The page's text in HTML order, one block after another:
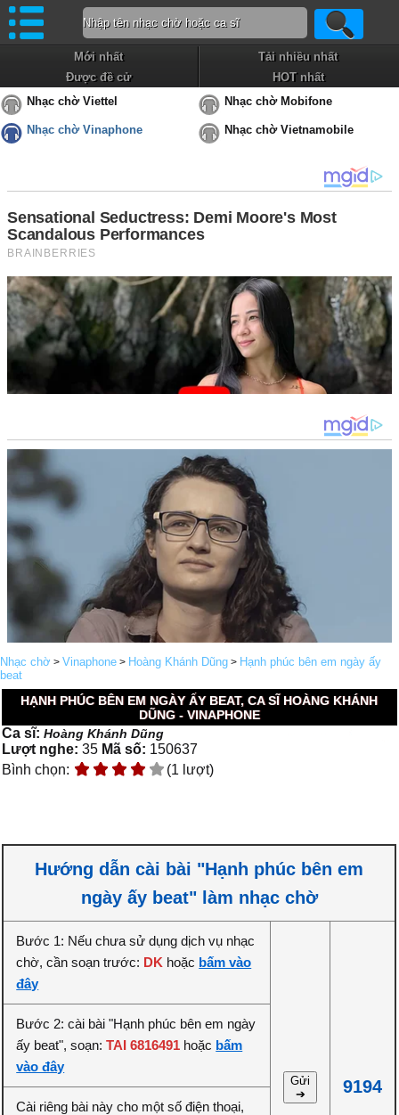
Mới nhất
Tải nhiều nhất
Được đề cử
HOT nhất
Nhạc chờ Viettel
Nhạc chờ Mobifone
Nhạc chờ Vinaphone Nhạc chờ Vietnamobile
Nhạc chờ > Vinaphone > Hoàng Khánh Dũng > Hạnh phúc bên em ngày ấy
beat
HẠNH PHÚC BÊN EM NGÀY ẤY BEAT, CA SĨ HOÀNG KHÁNH
DŨNG - VINAPHONE
Ca sĩ:Hoàng Khánh Dũng
Lượt nghe: 35 Mã số: 150637
Bình chọn:
(1 lượt)
Hướng dẫn cài bài "Hạnh phúc bên em
ngày ấy beat" làm nhạc chờ
Bước 1: Nếu chưa sử dụng dịch vụ nhạc
chờ, cần soạn trước: DK hoặc bấm vào
đây
Gửi
➔
9194
Bước 2: cài bài "Hạnh phúc bên em ngày
ấy beat", soạn:TAI 6816491 hoặc bấm
vào đây
Cài riêng bài này cho một số điện thoại,